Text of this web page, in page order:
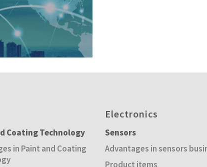
Coating Technology
in Paint and Coating
Electronics
Sensors
Advantages in sensors
Product items